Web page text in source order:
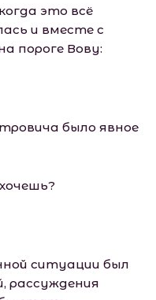
это всё
и вместе с
пороге Вову:
было явное
ситуации был
рассуждения